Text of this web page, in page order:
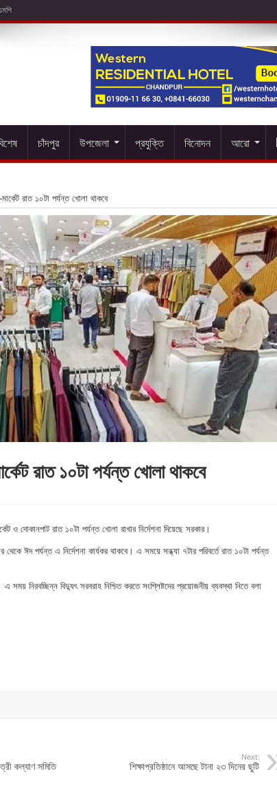
চাঁদপুর উপজেলা প্রযুক্তি বিনোদন আরো
রাত ১০টা পর্যন্ত খোলা থাকবে
রাত ১০টা পর্যন্ত খোলা থাকবে
ও দোকানপাট রাত ১০টা পর্যন্ত খোলা রাখার নির্দেশনা দিয়েছে সরকার।
ঈদ পর্যন্ত এ নির্দেশনা কার্যকর থাকবে। এ সময়ে সন্ধ্যা ৭টার পরিবর্তে রাত ১০টা পর্যন্ত
সময় নিরবচ্ছিন্ন বিদ্যুৎ সরবরাহ নিশ্চিত করতে সংশ্লিষ্টদের প্রয়োজনীয় ব্যবস্থা নিতে বলা
কল্যাণ সমিতি
Next:
শিক্ষাপ্রতিষ্ঠানে আসছে টানা ২৩ দিনের ছুটি